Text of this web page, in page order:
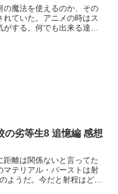
の魔法を使えるのか、その
れていた。アニメの時はス
がする。何でも出来る達也
の劣等生8 追憶編 感想
距離は関係ないと言ってた
マテリアル・バーストは射
ようだ。今だと射程はどう